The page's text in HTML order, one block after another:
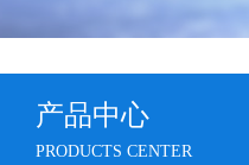
产品中心
PRODUCTS CENTER